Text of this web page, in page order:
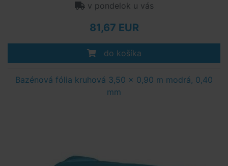
v pondelok u vás
81,67 EUR
do košíka
Bazénová fólia kruhová 3,50 x 0,90 m modrá, 0,40
mm